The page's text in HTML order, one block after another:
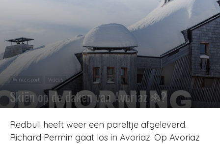
Wintersport Video's
Skiën op de daken van Avoriaz ❄️?
Redbull heeft weer een pareltje afgeleverd.
Richard Permin gaat los in Avoriaz. Op Avoriaz